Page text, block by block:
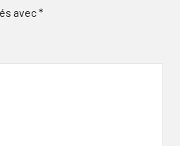
avec*